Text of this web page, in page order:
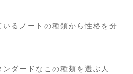
るノートの種類から性格を分
ンダードなこの種類を選ぶ人